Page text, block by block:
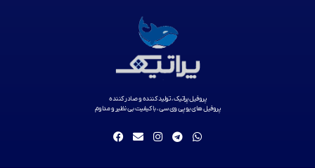
پروفیل پراتیک ، تولید کننده و صادر کننده
پروفیل های یو پی وی سی ، با کیفیت بی نظیر و مداوم